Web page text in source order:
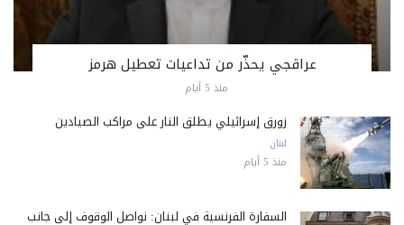
عراقجي يحذّر من تداعيات تعطيل هرمز
منذ 5 أيام
زورق إسرائيلي يطلق النار على مراكب الصيادين
لبنان
منذ 5 أيام
السفارة الفرنسية في لبنان: نواصل الوقوف إلى جانب